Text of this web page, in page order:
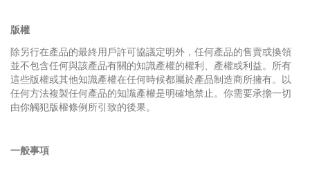
版權
除另行在產品的最終用戶許可協議定明外，任何產品的售賣或換領
並不包含任何與該產品有關的知識產權的權利、產權或利益。所有
這些版權或其他知識產權在任何時候都屬於產品制造商所擁有。以
任何方法複製任何產品的知識產權是明確地禁止。你需要承擔一切
由你觸犯版權條例所引致的後果。
一般事項